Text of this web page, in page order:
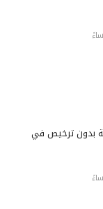
بدون ترخيص في